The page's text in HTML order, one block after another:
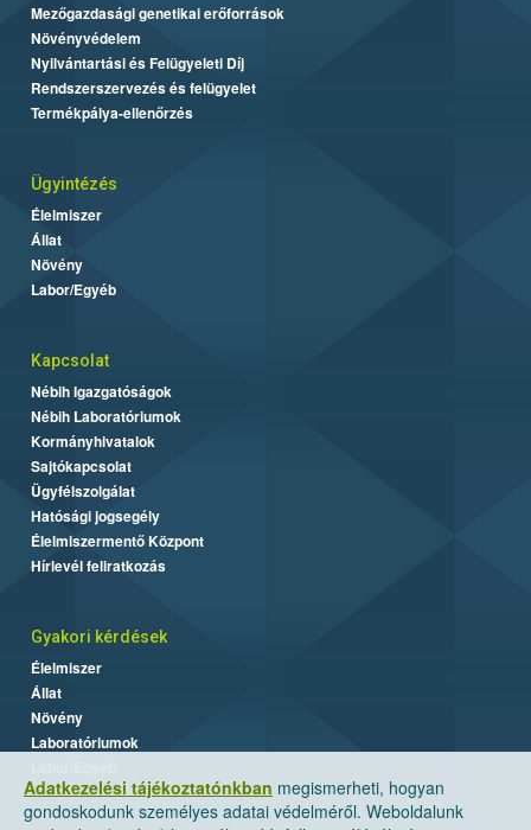
Adatkezelési tájékoztatónkban megismerheti, hogyan
gondoskodunk személyes adatai védelméről. Weboldalunk
Mezőgazdasági genetikai erőforrások
Növényvédelem
Nyilvántartási és Felügyeleti Díj
Rendszerszervezés és felügyelet
Termékpálya-ellenőrzés
Ügyintézés
Élelmiszer
Állat
Növény
Labor/Egyéb
Kapcsolat
Nébih Igazgatóságok
Nébih Laboratóriumok
Kormányhivatalok
Sajtókapcsolat
Ügyfélszolgálat
Hatósági jogsegély
Élelmiszermentő Központ
Hírlevél feliratkozás
Gyakori kérdések
Élelmiszer
Állat
Növény
Laboratóriumok